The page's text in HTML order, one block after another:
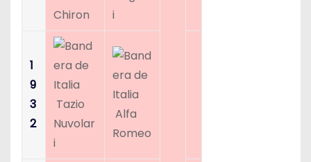
Chiron
i
1
9
3
2
Tazio
Nuvolar
i
Alfa
Romeo